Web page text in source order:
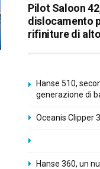
Pilot Saloon
dislocamento
rifiniture di
Hanse 510,
generazione di
Oceanis Clipper
Hanse 360, un